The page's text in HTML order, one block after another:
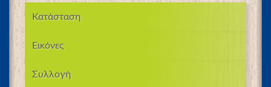
Κατάσταση
Εικόνες
Συλλογή